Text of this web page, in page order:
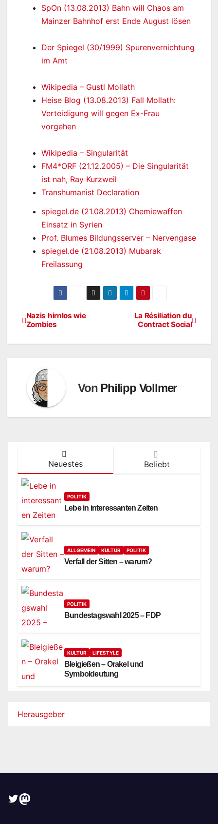
SpOn (13.08.2013) Bahn will Chaos am
Mainzer Bahnhof erst Ende August lösen
Der Spiegel (30/1999) Spurenvernichtung
im Amt
Wikipedia – Gustl Mollath
Heise Blog (13.08.2013) Fall Mollath:
Verteidigung will gegen Ex-Frau
vorgehen
Wikipedia – Singularität
FM4*ORF (21.12.2005) – Die Singularität
ist nah, Ray Kurzweil
Transhumanist Declaration
spiegel.de (21.08.2013) Chemiewaffen
Einsatz in Syrien
Prof. Blumes Bildungsserver – Nervengase
spiegel.de (21.08.2013) Mubarak
Freilassung
BeitragsnavigationLa Résiliation du
Contract Social
Nazis hirnlos wie
Zombies
Von Philipp Vollmer
Neuestes Beliebt
POLITIK
Lebe in interessanten Zeiten
ALLGEMEIN KULTUR POLITIK
Verfall der Sitten – warum?
POLITIK
Bundestagswahl 2025 – FDP
KULTUR LIFESTYLE
Bleigießen – Orakel und
Symboldeutung
Herausgeber
Twitter
Mastodon